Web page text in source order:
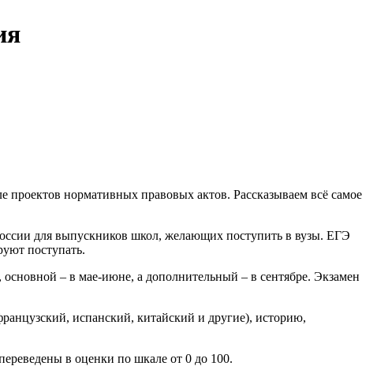
нормативных правовых актов. Рассказываем всё самое
для выпускников школ, желающих поступить в вузы. ЕГЭ
поступать.
– в мае-июне, а дополнительный – в сентябре. Экзамен
испанский, китайский и другие), историю,
в оценки по шкале от 0 до 100.